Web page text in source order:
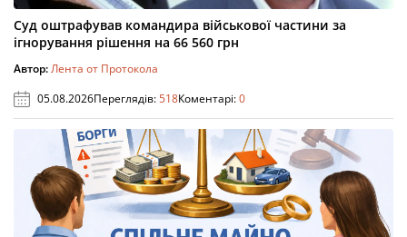
Суд оштрафував командира військової частини за
ігнорування рішення на 66 560 грн
Автор:Лента от Протокола
05.08.2026Переглядів:518Коментарі:0